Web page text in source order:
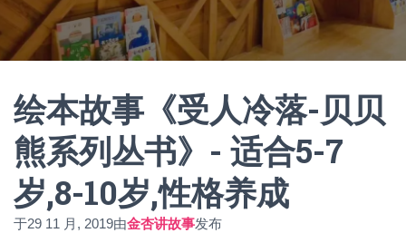
绘本故事《受人冷落-贝贝
熊系列丛书》- 适合5-7
岁,8-10岁,性格养成
于29 11 月, 2019由金杏讲故事发布